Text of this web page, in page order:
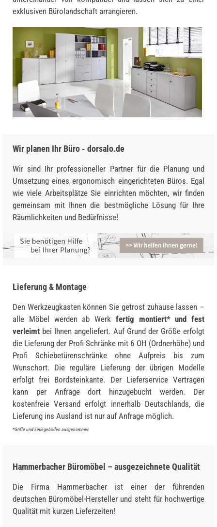
exklusiven Bürolandschaft arrangieren.
Wir planen Ihr Büro - dorsalo.de
Wir sind Ihr professioneller Partner für die Planung und
Umsetzung eines ergonomisch eingerichteten Büros. Egal
wie viele Arbeitsplätze Sie einrichten möchten, wir finden
gemeinsam mit Ihnen die bestmögliche Lösung für Ihre
Räumlichkeiten und Bedürfnisse!
Lieferung & Montage
Den Werkzeugkasten können Sie getrost zuhause lassen –
alle Möbel werden ab Werk fertig montiert* und fest
verleimt bei Ihnen angeliefert. Auf Grund der Größe erfolgt
die Lieferung der Profi Schränke mit 6 OH (Ordnerhöhe) und
Profi Schiebetürenschränke ohne Aufpreis bis zum
Wunschort. Die reguläre Lieferung der übrigen Modelle
erfolgt frei Bordsteinkante. Der Lieferservice Vertragen
kann per Anfrage dort hinzugebucht werden. Der
kostenfreie Versand erfolgt innerhalb Deutschlands, die
Lieferung ins Ausland ist nur auf Anfrage möglich.
*Griffe und Einlegeböden ausgenommen
Hammerbacher Büromöbel – ausgezeichnete Qualität
Die Firma Hammerbacher ist einer der führenden
deutschen Büromöbel-Hersteller und steht für hochwertige
Qualität mit kurzen Lieferzeiten!